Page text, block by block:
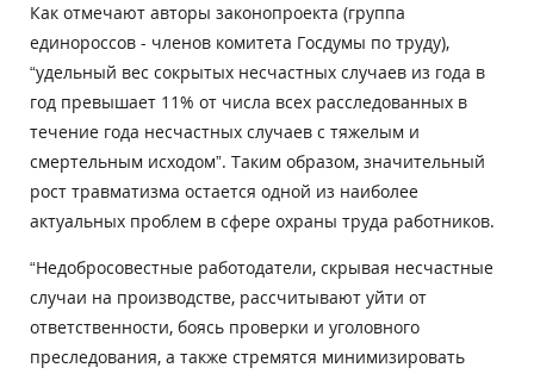
Как отмечают авторы законопроекта (группа
единороссов - членов комитета Госдумы по труду),
“удельный вес сокрытых несчастных случаев из года в
год превышает 11% от числа всех расследованных в
течение года несчастных случаев с тяжелым и
смертельным исходом”. Таким образом, значительный
рост травматизма остается одной из наиболее
актуальных проблем в сфере охраны труда работников.
“Недобросовестные работодатели, скрывая несчастные
случаи на производстве, рассчитывают уйти от
ответственности, боясь проверки и уголовного
преследования, а также стремятся минимизировать